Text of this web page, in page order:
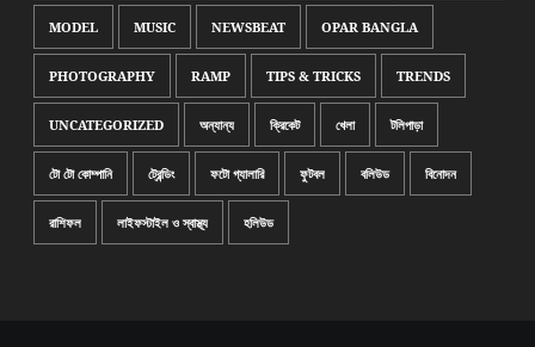
MODEL MUSIC NEWSBEAT OPAR BANGLA
PHOTOGRAPHY RAMP TIPS & TRICKS TRENDS
UNCATEGORIZED অন্যান্য ক্রিকেট খেলা টলিপাড়া
টো টো কোম্পানি ট্রেন্ডিং ফটো গ্যালারি ফুটবল বলিউড বিনোদন
রাশিফল লাইফস্টাইল ও স্বাস্থ্য হলিউড